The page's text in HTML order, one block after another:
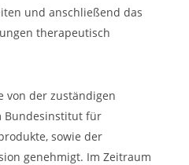
und anschließend das
therapeutisch
von der zuständigen
Bundesinstitut für
sowie der
genehmigt. Im Zeitraum